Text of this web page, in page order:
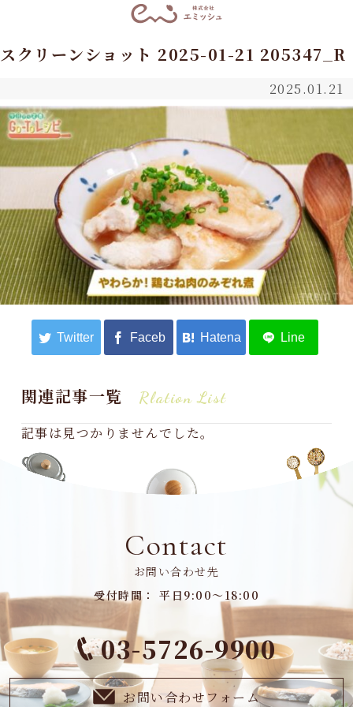
スクリーンショット 2025-01-21 205347_R
2025.01.21
関連記事一覧 Rlation List
記事は見つかりませんでした。
Contact
お問い合わせ先
受付時間： 平日9:00～18:00
03-5726-9900
お問い合わせフォーム